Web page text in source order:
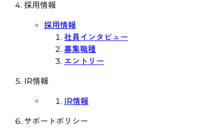
採用情報
採用情報
社員インタビュー
募集職種
エントリー
IR情報
IR情報
サポートポリシー